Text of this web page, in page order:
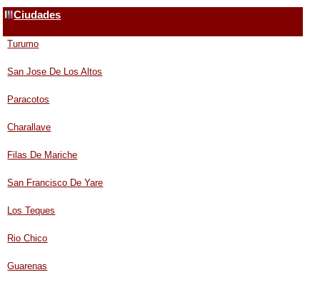
Ciudades
Turumo
San Jose De Los Altos
Paracotos
Charallave
Filas De Mariche
San Francisco De Yare
Los Teques
Rio Chico
Guarenas